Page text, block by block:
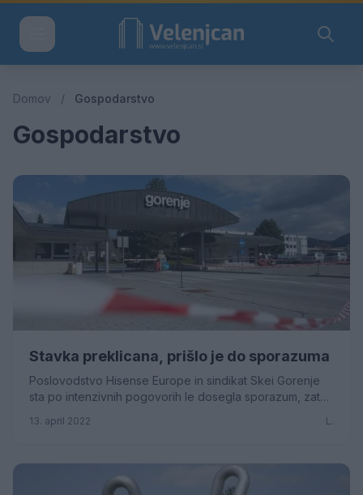
Domov / Gospodarstvo
Gospodarstvo
Stavka preklicana, prišlo je do sporazuma
Poslovodstvo Hisense Europe in sindikat Skei Gorenje
sta po intenzivnih pogovorih le dosegla sporazum, zato
13. april 2022 L.